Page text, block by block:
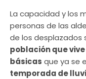
La capacidad y los
personas de las
de los desplazados
población que
básicas que ya se
temporada de